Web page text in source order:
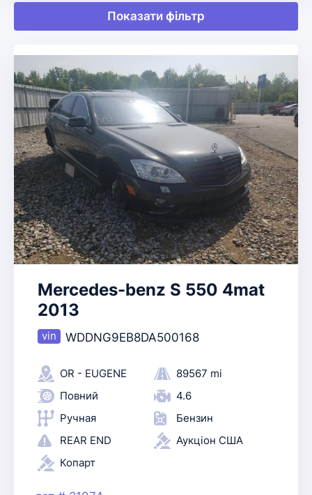
Показати фільтр
Mercedes-benz S 550 4mat
2013
WDDNG9EB8DA500168
OR - EUGENE
89567 mi
Повний
4.6
Ручная
Бензин
REAR END
Аукціон США
Копарт